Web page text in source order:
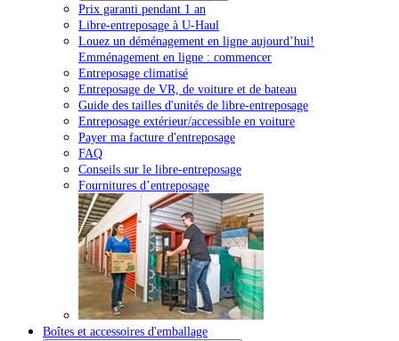
Prix garanti pendant 1 an
Libre-entreposage à U-Haul
Louez un déménagement en ligne aujourd’hui!
Emménagement en ligne : commencer
Entreposage climatisé
Entreposage de VR, de voiture et de bateau
Guide des tailles d'unités de libre-entreposage
Entreposage extérieur/accessible en voiture
Payer ma facture d'entreposage
FAQ
Conseils sur le libre-entreposage
Fournitures d’entreposage
Boîtes et accessoires d'emballage